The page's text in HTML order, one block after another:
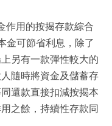
作用的按揭存款綜合
金可節省利息，除了
另有一款彈性較大的
隨時將資金及儲蓄存
還款直接扣減按揭本
之餘，持續性存款同